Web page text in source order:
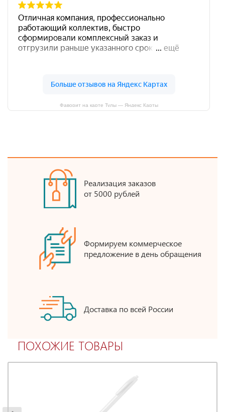
Фаворит на карте Тулы — Яндекс Карты
Реализация заказов
от 5000 рублей
Формируем коммерческое
предложение в день обращения
Доставка по всей России
ПОХОЖИЕ ТОВАРЫ